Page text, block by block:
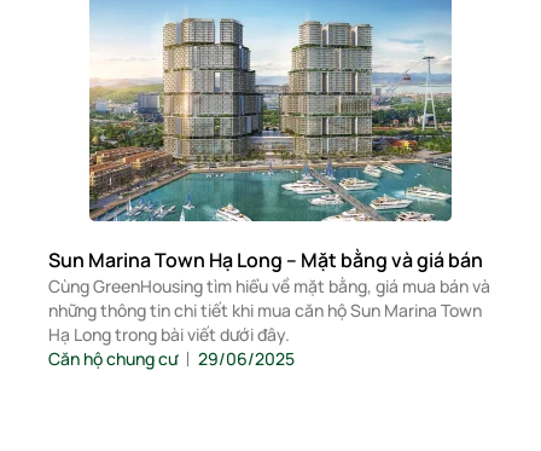
Sun Marina Town Hạ Long – Mặt bằng và giá bán
Cùng GreenHousing tìm hiểu về mặt bằng, giá mua bán và
những thông tin chi tiết khi mua căn hộ Sun Marina Town
Hạ Long trong bài viết dưới đây.
Căn hộ chung cư
29/06/2025